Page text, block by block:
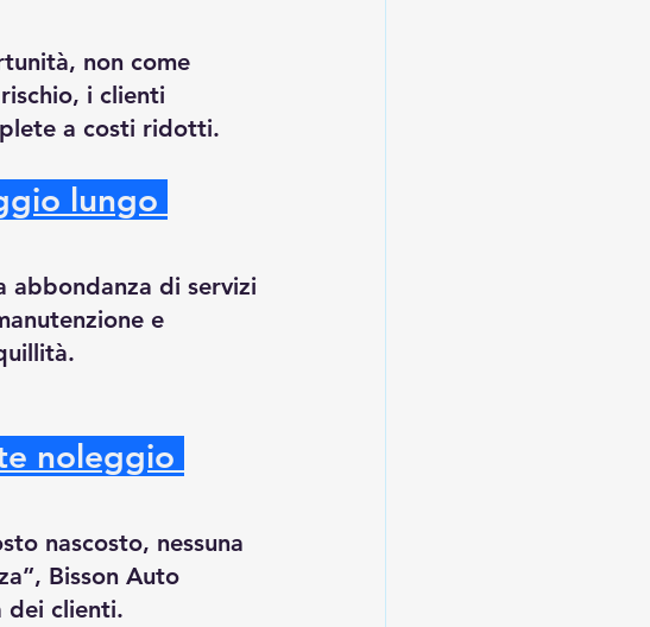
non come
i clienti
a costi ridotti.
lungo
abbondanza di servizi
e
noleggio
nascosto, nessuna
Bisson Auto
dei clienti.